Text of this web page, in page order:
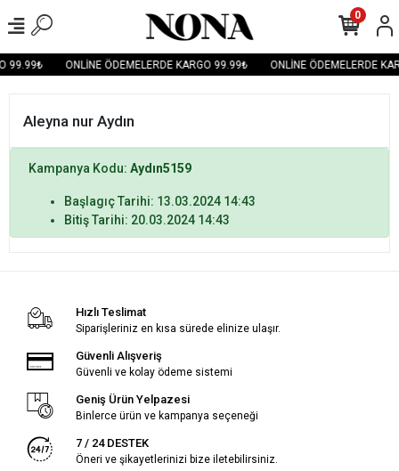
99.99₺ ONLİNE ÖDEMELERDE KARGO 99.99₺ ONLİNE ÖDEMELERDE
0
Aleyna nur Aydın
Kampanya Kodu: Aydın5159
Başlagıç Tarihi: 13.03.2024 14:43
Bitiş Tarihi: 20.03.2024 14:43
Hızlı Teslimat
Siparişleriniz en kısa sürede elinize ulaşır.
Güvenli Alışveriş
Güvenli ve kolay ödeme sistemi
Geniş Ürün Yelpazesi
Binlerce ürün ve kampanya seçeneği
7 / 24 DESTEK
Öneri ve şikayetlerinizi bize iletebilirsiniz.